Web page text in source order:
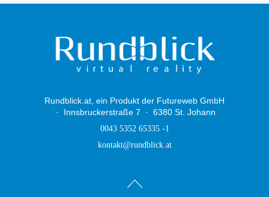
Rundblick.at, ein Produkt der Futureweb GmbH
Innsbruckerstraße 7
6380 St. Johann
0043 5352 65335 -1
kontakt@rundblick.at